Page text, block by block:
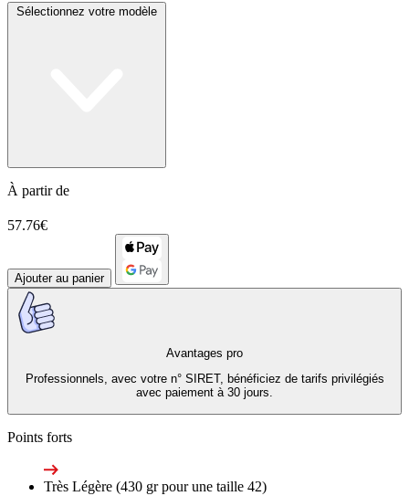
Sélectionnez votre modèle
À partir de
57.76€
Ajouter au panier
Avantages pro
Professionnels, avec votre n° SIRET, bénéficiez de tarifs privilégiés
avec paiement à 30 jours.
Points forts
Très Légère (430 gr pour une taille 42)